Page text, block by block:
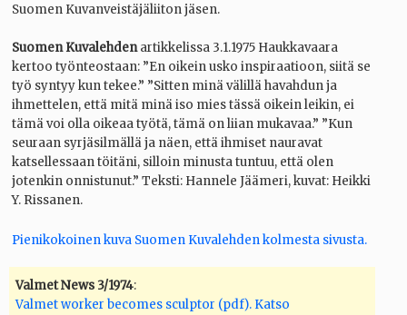
Suomen Kuvanveistäjäliiton jäsen.
Suomen Kuvalehdenartikkelissa 3.1.1975 Haukkavaara
kertoo työnteostaan: ”En oikein usko inspiraatioon, siitä se
työ syntyy kun tekee.” ”Sitten minä välillä havahdun ja
ihmettelen, että mitä minä iso mies tässä oikein leikin, ei
tämä voi olla oikeaa työtä, tämä on liian mukavaa.” ”Kun
seuraan syrjäsilmällä ja näen, että ihmiset nauravat
katsellessaan töitäni, silloin minusta tuntuu, että olen
jotenkin onnistunut.” Teksti: Hannele Jäämeri, kuvat: Heikki
Y. Rissanen.
Pienikokoinen kuva Suomen Kuvalehden kolmesta sivusta.
Valmet News 3/1974:
Valmet worker becomes sculptor (pdf). Katso